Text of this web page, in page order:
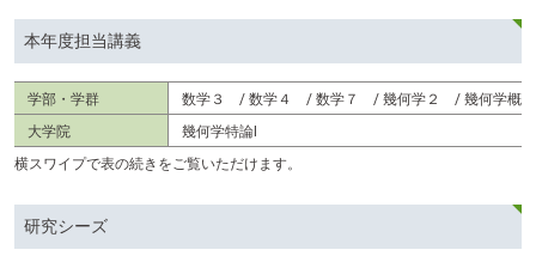
本年度担当講義
学部・学群
数学３ / 数学４ / 数学７ / 幾何学２ / 幾何学概論
大学院
幾何学特論Ⅰ
横スワイプで表の続きをご覧いただけます。
研究シーズ